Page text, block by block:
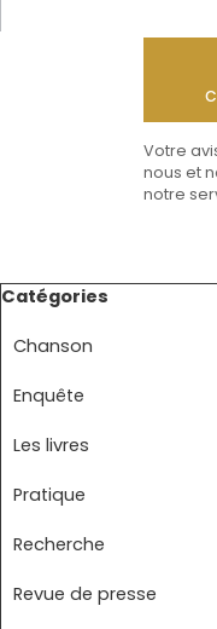
Votre
nous et
notre
Sauter le bloc
Catégories
Chanson
Enquête
Les livres
Pratique
Recherche
Revue de presse